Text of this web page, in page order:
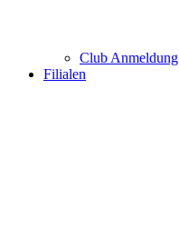
Club Anmeldung
Filialen